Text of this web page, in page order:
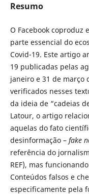
Resumo
O Facebook coproduz
parte essencial do
Covid-19. Este artigo
19 publicadas pelas
janeiro e 31 de março
verificados nesses
da ideia de “cadeias
Latour, o artigo
aquelas do fato
desinformação – fake
referência do
REF), mas
Conteúdos falsos e
especificamente pela